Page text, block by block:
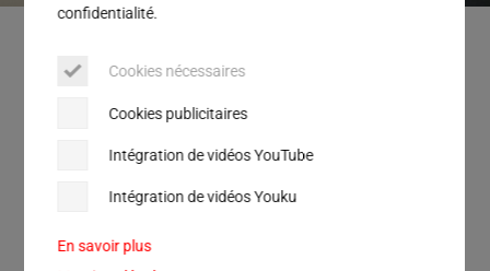
confidentialité.
Cookies nécessaires
Cookies publicitaires
Intégration de vidéos YouTube
Intégration de vidéos Youku
En savoir plus
célèbrent la cession des droits exclusifs du procédé par Syntegon,
droite) et Stefan Brandstetter, avocat spécialisé en droit des brevets (à
Syntegon transfère un brevet